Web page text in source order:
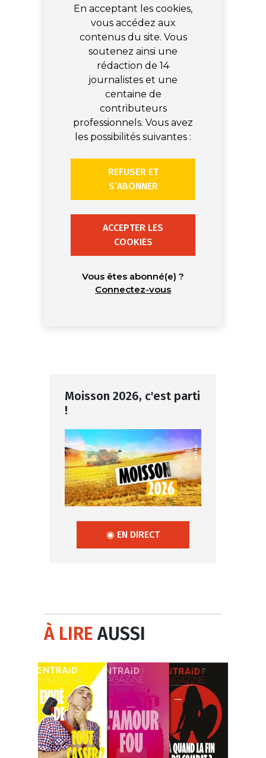
En acceptant les cookies,
vous accédez aux
contenus du site. Vous
soutenez ainsi une
rédaction de 14
journalistes et une
centaine de
contributeurs
professionnels. Vous avez
les possibilités suivantes :
REFUSER ET
S’ABONNER
ACCEPTER LES
COOKIES
Vous êtes abonné(e) ?
Connectez-vous
Moisson 2026, c'est parti
!
◉ EN DIRECT
À LIREAUSSI